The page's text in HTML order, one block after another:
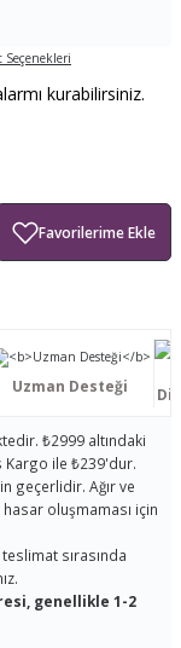
Çantası
Seçenekleri
kurabilirsiniz.
Uzman Desteği
₺2999 altındaki
Kargo ile ₺239'dur.
geçerlidir. Ağır ve
oluşmaması için
sırasında
genellikle 1-2